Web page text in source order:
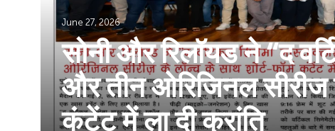
June 27, 2026
सोनी और रिलॉयड ने “द
और तीन ओरिजिनल सीरीज
कंटेंट में ला दी क्रांति